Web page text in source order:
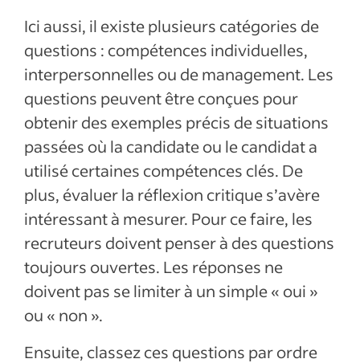
Ici aussi, il existe plusieurs catégories de
questions : compétences individuelles,
interpersonnelles ou de management. Les
questions peuvent être conçues pour
obtenir des exemples précis de situations
passées où la candidate ou le candidat a
utilisé certaines compétences clés. De
plus, évaluer la réflexion critique s’avère
intéressant à mesurer. Pour ce faire, les
recruteurs doivent penser à des questions
toujours ouvertes. Les réponses ne
doivent pas se limiter à un simple « oui »
ou « non ».
Ensuite, classez ces questions par ordre